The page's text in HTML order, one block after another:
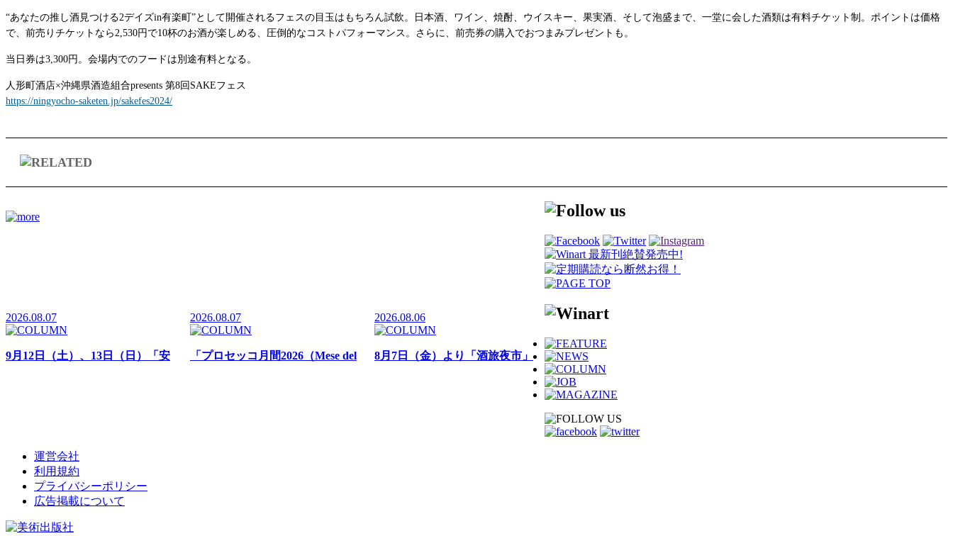
“あなたの推し酒見つける2デイズin有楽町”として開催されるフェスの目玉はもちろん試飲。日本酒、ワイン、焼酎、ウイスキー、果実酒、そして泡盛まで、一堂に会した酒類は有料チケット制。ポイントは価格
で、前売りチケットなら2,530円で10杯のお酒が楽しめる、圧倒的なコストパフォーマンス。さらに、前売券の購入でおつまみプレゼントも。
当⽇券は3,300円。会場内でのフードは別途有料となる。
人形町酒店×沖縄県酒造組合presents 第8回SAKEフェス
https://ningyocho-saketen.jp/sakefes2024/
2026.08.07
9月12日（土）、13日（日）「安
2026.08.07
「プロセッコ月間2026（Mese del
2026.08.06
8月7日（金）より「酒旅夜市」
運営会社
利用規約
プライバシーポリシー
広告掲載について